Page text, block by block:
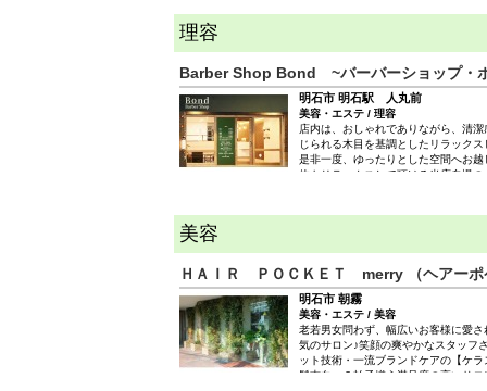
理容
Barber Shop Bond ~バーバーショップ・
明石市 明石駅 人丸前
美容・エステ / 理容
店内は、おしゃれでありながら、清
じられる木目を基調としたリラック
是非一度、ゆったりとした空間へお
体もリラックスして頂ける当店自慢
美容
ＨＡＩＲ ＰＯＣＫＥＴ merry （ヘアーポ
明石市 朝霧
美容・エステ / 美容
老若男女問わず、幅広いお客様に愛
気のサロン♪笑顔の爽やかなスタッフ
ット技術・一流ブランドケアの【ケ
髪志向…３拍子揃う満足度の高いサ